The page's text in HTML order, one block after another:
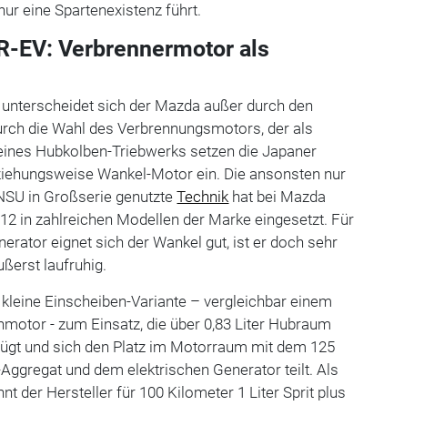
eine Spartenexistenz führt.
EV: Verbrennermotor als
sich der Mazda außer durch den
die Wahl des Verbrennungsmotors, der als
Hubkolben-Triebwerks setzen die Japaner
Wankel-Motor ein. Die ansonsten nur
in Großserie genutzteTechnik hat bei Mazda
in zahlreichen Modellen der Marke eingesetzt. Für
eignet sich der Wankel gut, ist er doch sehr
laufruhig.
Einscheiben-Variante – vergleichbar einem
- zum Einsatz, die über 0,83 Liter Hubraum
und sich den Platz im Motorraum mit dem 125
und dem elektrischen Generator teilt. Als
der Hersteller für 100 Kilometer 1 Liter Sprit plus